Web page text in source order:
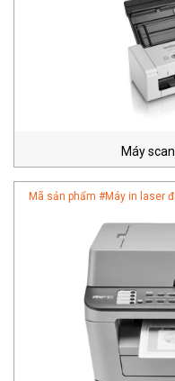
Máy
Mã sản phẩm #Máy in laser